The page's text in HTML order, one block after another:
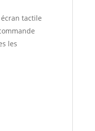
tactile
les